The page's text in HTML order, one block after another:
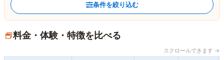
条件を絞り込む
料金・体験・特徴を比べる
スクロールできます →